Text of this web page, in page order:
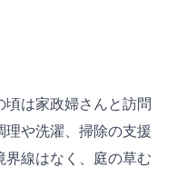
は家政婦さんと訪問
理や洗濯、掃除の支援
界線はなく、庭の草む